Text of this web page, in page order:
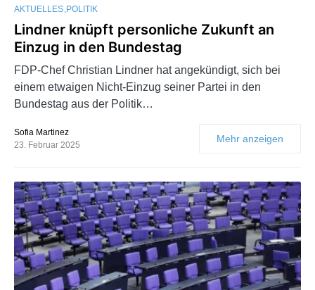
AKTUELLES POLITIK
Lindner knüpft personliche Zukunft an
Einzug in den Bundestag
FDP-Chef Christian Lindner hat angekündigt, sich bei
einem etwaigen Nicht-Einzug seiner Partei in den
Bundestag aus der Politik…
Sofia Martinez
23. Februar 2025
Mehr anzeigen